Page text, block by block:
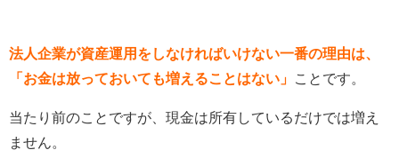
法人企業が資産運用をしなければいけない一番の理由は、
「お金は放っておいても増えることはない」
ことです。
当たり前のことですが、現金は所有しているだけでは増え
ません。